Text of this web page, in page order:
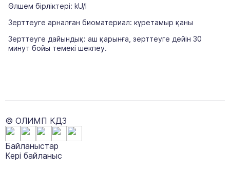
Өлшем бірліктері: kU/l
Зерттеуге арналған биоматериал: күретамыр қаны
Зерттеуге дайындық: аш қарынға, зерттеуге дейін 30
минут бойы темекі шекпеу.
© ОЛИМП КДЗ
Байланыстар
Кері байланыс